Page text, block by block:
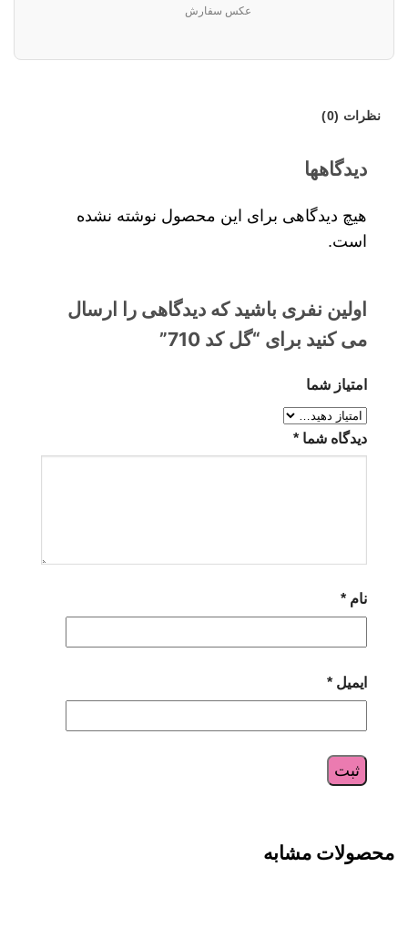
عکس سفارش
نظرات (0)
دیدگاهها
هیچ دیدگاهی برای این محصول نوشته نشده
است.
اولین نفری باشید که دیدگاهی را ارسال
می کنید برای “گل کد 710”
امتیاز شما
دیدگاه شما *
نام *
ایمیل *
محصولات مشابه